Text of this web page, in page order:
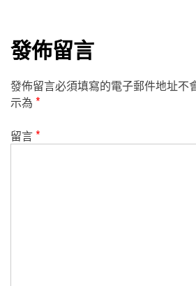
發佈留言
發佈留言必須填寫的電子郵件地址不
示為 *
留言*